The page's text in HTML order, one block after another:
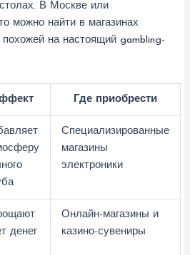
В Москве или
можно найти в магазинах
на настоящий gambling-
Где приобрести
Специализированные
магазины
электроники
денег
Онлайн-магазины и
казино-сувениры